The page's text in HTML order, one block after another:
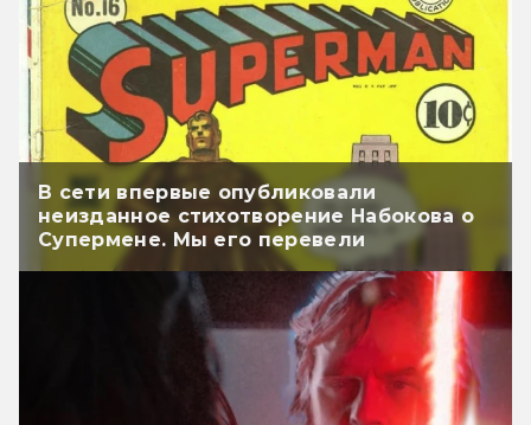
В сети впервые опубликовали
неизданное стихотворение Набокова о
Супермене. Мы его перевели